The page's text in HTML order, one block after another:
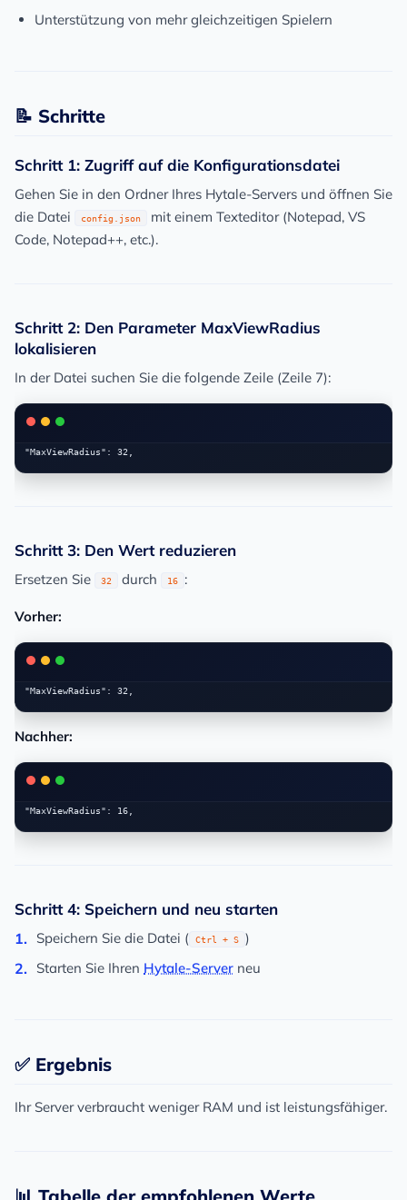
Unterstützung von mehr gleichzeitigen Spielern
📝 Schritte
Schritt 1: Zugriff auf die Konfigurationsdatei
Gehen Sie in den Ordner Ihres Hytale-Servers und öffnen Sie
die Datei
config.json
mit einem Texteditor (Notepad, VS
Code, Notepad++, etc.).
Schritt 2: Den Parameter MaxViewRadius
lokalisieren
In der Datei suchen Sie die folgende Zeile (Zeile 7):
Schritt 3: Den Wert reduzieren
Ersetzen Sie 32 durch 16 :
Vorher:
Nachher:
Schritt 4: Speichern und neu starten
Speichern Sie die Datei ( Ctrl + S )
Starten Sie Ihren Hytale-Server neu
✅ Ergebnis
Ihr Server verbraucht weniger RAM und ist leistungsfähiger.